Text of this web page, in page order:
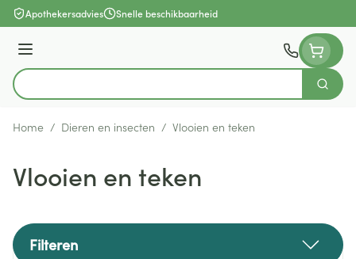
Ga naar de inhoud
Apothekersadvies Snelle beschikbaarheid
Menu
Product, merk, categorie...
Zoek
Home / Dieren en insecten / Vlooien en teken
Vlooien en teken
Filteren